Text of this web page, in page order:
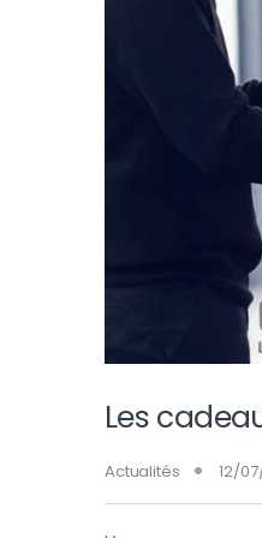
Les
Actualités 12/